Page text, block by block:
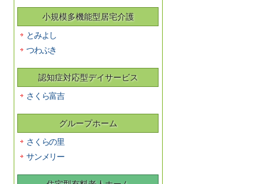
小規模多機能型居宅介護
とみよし
つわぶき
認知症対応型デイサービス
さくら富吉
グループホーム
さくらの里
サンメリー